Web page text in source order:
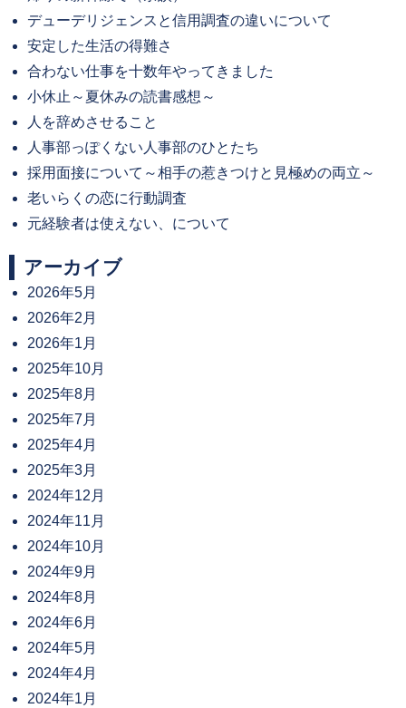
デューデリジェンスと信用調査の違いについて
安定した生活の得難さ
合わない仕事を十数年やってきました
小休止～夏休みの読書感想～
人を辞めさせること
人事部っぽくない人事部のひとたち
採用面接について～相手の惹きつけと見極めの両立～
老いらくの恋に行動調査
元経験者は使えない、について
アーカイブ
2026年5月
2026年2月
2026年1月
2025年10月
2025年8月
2025年7月
2025年4月
2025年3月
2024年12月
2024年11月
2024年10月
2024年9月
2024年8月
2024年6月
2024年5月
2024年4月
2024年1月